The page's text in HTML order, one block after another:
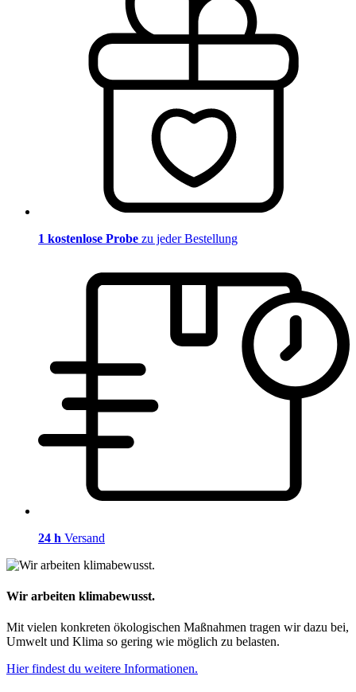
1 kostenlose Probe zu jeder Bestellung
24 h Versand
Wir arbeiten klimabewusst.
Mit vielen konkreten ökologischen Maßnahmen tragen wir dazu bei,
Umwelt und Klima so gering wie möglich zu belasten.
Hier findest du weitere Informationen.